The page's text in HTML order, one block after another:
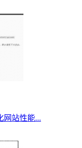
网站性能...